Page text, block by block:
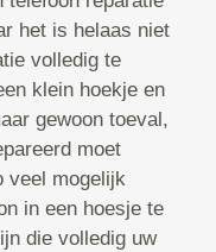
het is helaas niet
volledig te
klein hoekje en
gewoon toeval,
moet
veel mogelijk
in een hoesje te
die volledig uw